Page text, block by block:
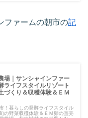
ファームの朝市の記
場｜サンシャインファー
ライフスタイルリゾート
づくり＆収穫体験＆ＥＭ
！暮らしの発酵ライフスタイル
の野菜収穫体験＆ＥＭ卵の直売